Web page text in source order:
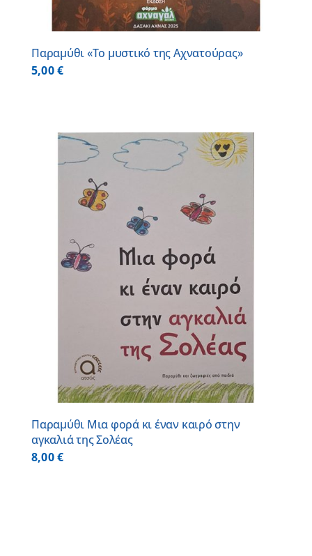
Παραμύθι «Το μυστικό της Αχνατούρας»
5,00€
Παραμύθι Μια φορά κι έναν καιρό στην
αγκαλιά της Σολέας
8,00€